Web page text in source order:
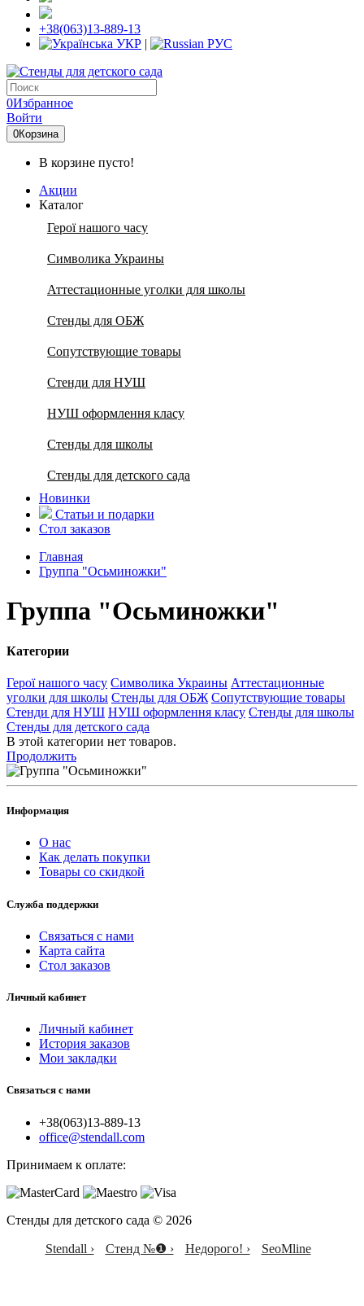
+38(063)13-889-13
УКР | РУС
0Избранное
Войти
0Корзина
В корзине пусто!
Акции
Каталог
Герої нашого часу
Символика Украины
Аттестационные уголки для школы
Стенды для ОБЖ
Сопутствующие товары
Стенди для НУШ
НУШ оформлення класу
Стенды для школы
Стенды для детского сада
Новинки
Статьи и подарки
Стол заказов
Главная
Группа "Осьминожки"
Группа "Осьминожки"
Категории
Герої нашого часу Символика Украины Аттестационные
уголки для школы Стенды для ОБЖ Сопутствующие товары
Стенди для НУШ НУШ оформлення класу Стенды для школы
Стенды для детского сада
В этой категории нет товаров.
Продолжить
Информация
О нас
Как делать покупки
Товары со скидкой
Служба поддержки
Связаться с нами
Карта сайта
Стол заказов
Личный кабинет
Личный кабинет
История заказов
Мои закладки
Связаться с нами
+38(063)13-889-13
office@stendall.com
Принимаем к оплате:
Стенды для детского сада © 2026
Stendall › Стенд №❶ › Недорого! › SeoMline